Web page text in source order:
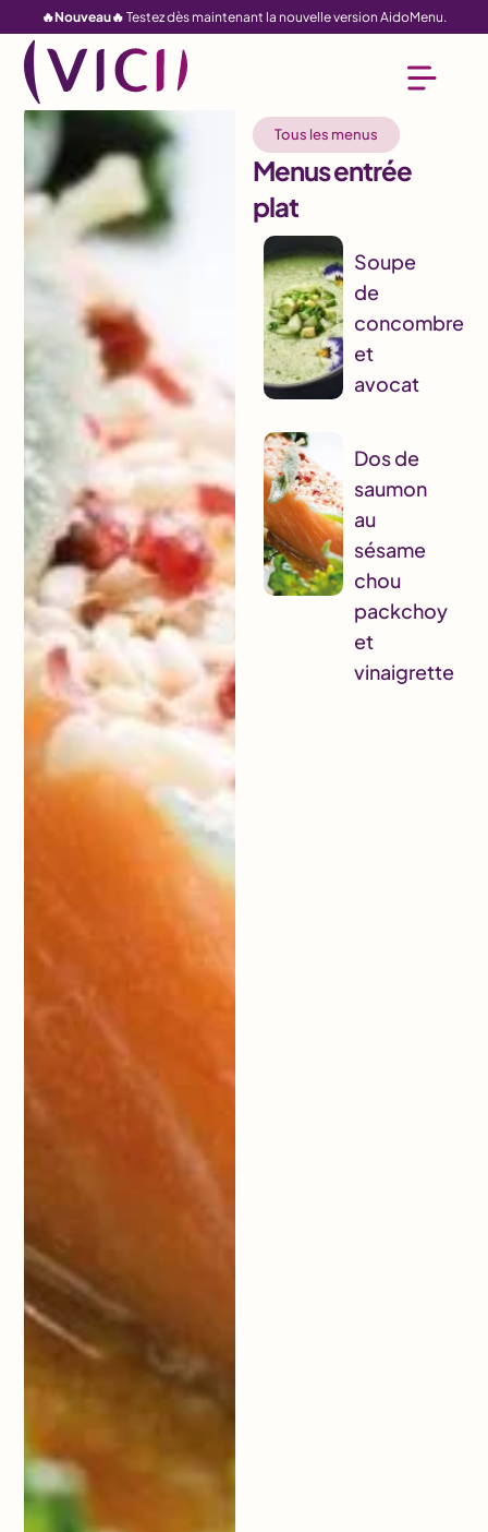
🔥Nouveau🔥 Testez dès maintenant la nouvelle version AidoMenu.
Tous les menus
Menus entrée
plat
Soupe
de
concombre
et
avocat
Dos de
saumon
au
sésame
chou
packchoy
et
vinaigrette